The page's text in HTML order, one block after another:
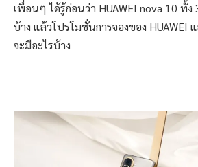
เพื่อนๆ ได้รู้ก่อนว่า HUAWEI nova 10 ทั้
บ้าง แล้วโปรโมชั่นการจองของ HUAWEI
จะมีอะไรบ้าง